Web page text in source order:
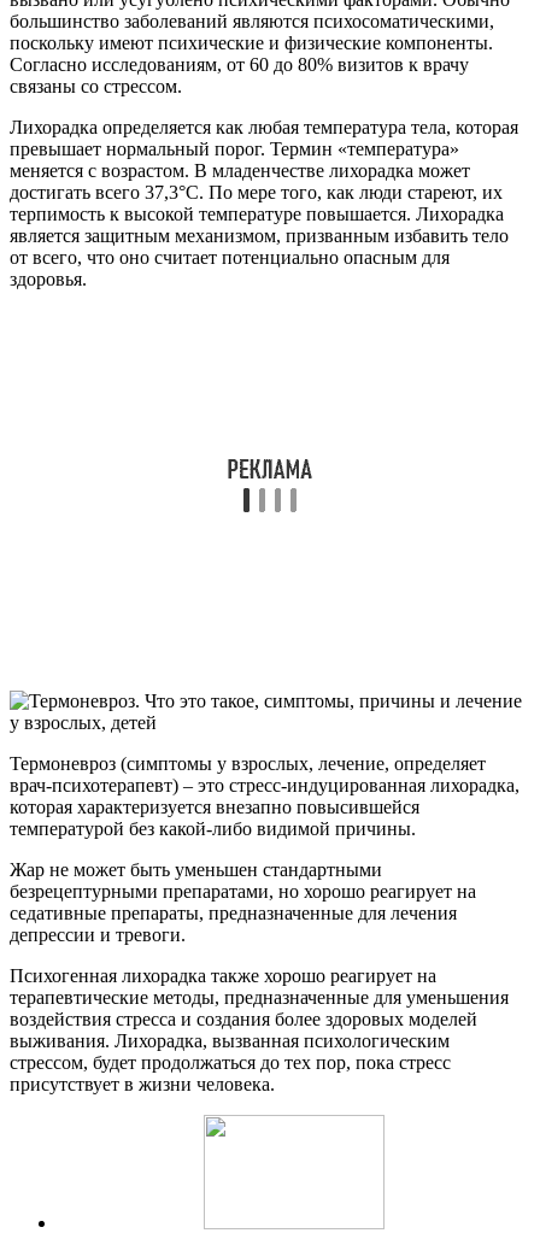
большинство заболеваний являются психосоматическими,
поскольку имеют психические и физические компоненты.
Согласно исследованиям, от 60 до 80% визитов к врачу
связаны со стрессом.
Лихорадка определяется как любая температура тела, которая
превышает нормальный порог. Термин «температура»
меняется с возрастом. В младенчестве лихорадка может
достигать всего 37,3°С. По мере того, как люди стареют, их
терпимость к высокой температуре повышается. Лихорадка
является защитным механизмом, призванным избавить тело
от всего, что оно считает потенциально опасным для
здоровья.
Термоневроз (симптомы у взрослых, лечение, определяет
врач-психотерапевт) – это стресс-индуцированная лихорадка,
которая характеризуется внезапно повысившейся
температурой без какой-либо видимой причины.
Жар не может быть уменьшен стандартными
безрецептурными препаратами, но хорошо реагирует на
седативные препараты, предназначенные для лечения
депрессии и тревоги.
Психогенная лихорадка также хорошо реагирует на
терапевтические методы, предназначенные для уменьшения
воздействия стресса и создания более здоровых моделей
выживания. Лихорадка, вызванная психологическим
стрессом, будет продолжаться до тех пор, пока стресс
присутствует в жизни человека.